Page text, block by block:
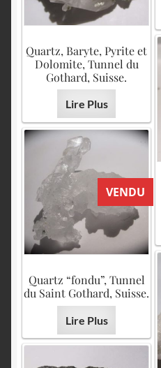
Quartz, Baryte, Pyrite et
Dolomite, Tunnel du
Gothard, Suisse.
Lire Plus
VENDU
Quartz “fondu”, Tunnel
du Saint Gothard, Suisse.
Lire Plus